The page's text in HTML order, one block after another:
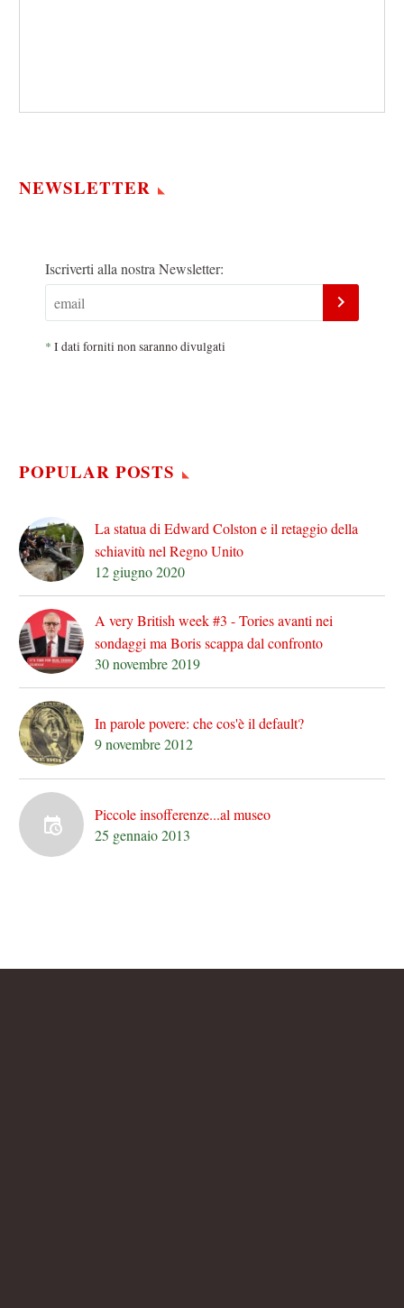
NEWSLETTER
Iscriverti alla nostra Newsletter:
* I dati forniti non saranno divulgati
POPULAR POSTS
La statua di Edward Colston e il retaggio della
schiavitù nel Regno Unito
12 giugno 2020
A very British week #3 - Tories avanti nei
sondaggi ma Boris scappa dal confronto
30 novembre 2019
In parole povere: che cos'è il default?
9 novembre 2012
Piccole insofferenze...al museo
25 gennaio 2013